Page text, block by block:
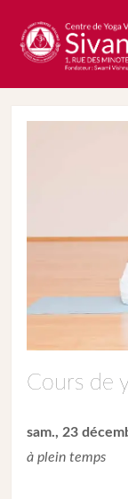
Cours de
sam., 23
à plein temps